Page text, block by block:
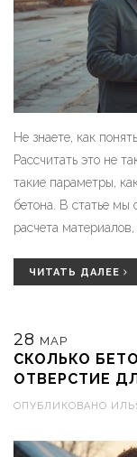
Не знаете, как
Рассчитать это не
такие параметры,
бетона. В статье мы
расчета
ЧИТАТЬ ДАЛЕЕ
28 МАР
СКОЛЬКО
ОТВЕРСТИЕ
ОПУБЛИКОВАНО